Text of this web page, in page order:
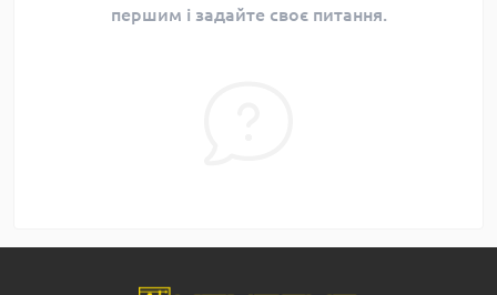
першим і задайте своє питання.